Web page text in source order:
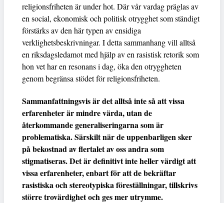
religionsfriheten är under hot. Där vår vardag präglas av
en social, ekonomisk och politisk otrygghet som ständigt
förstärks av den här typen av ensidiga
verklighetsbeskrivningar. I detta sammanhang vill alltså
en riksdagsledamot med hjälp av en rasistisk retorik som
hon vet har en resonans i dag, öka den otryggheten
genom begränsa stödet för religionsfriheten.
Sammanfattningsvis är det alltså inte så att vissa
erfarenheter är mindre värda, utan de
återkommande generaliseringarna som är
problematiska. Särskilt när de uppenbarligen sker
på bekostnad av flertalet av oss andra som
stigmatiseras. Det är definitivt inte heller värdigt att
vissa erfarenheter, enbart för att de bekräftar
rasistiska och stereotypiska föreställningar, tillskrivs
större trovärdighet och ges mer utrymme.